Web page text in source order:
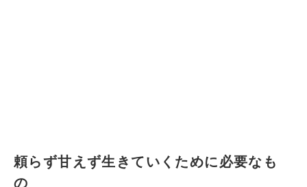
頼らず甘えず生きていくために必要なも
の